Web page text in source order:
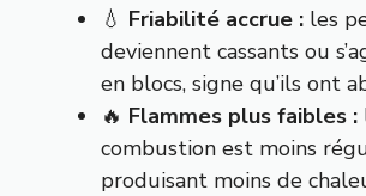
💧 Friabilité accrue : les
deviennent cassants ou
en blocs, signe qu’ils ont
🔥 Flammes plus faibles :
combustion est moins
produisant moins de